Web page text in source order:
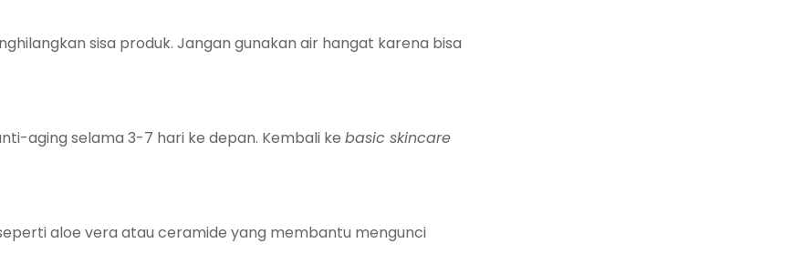
sisa produk. Jangan gunakan air hangat karena bisa
aging selama 3-7 hari ke depan. Kembali ke basic skincare
aloe vera atau ceramide yang membantu mengunci